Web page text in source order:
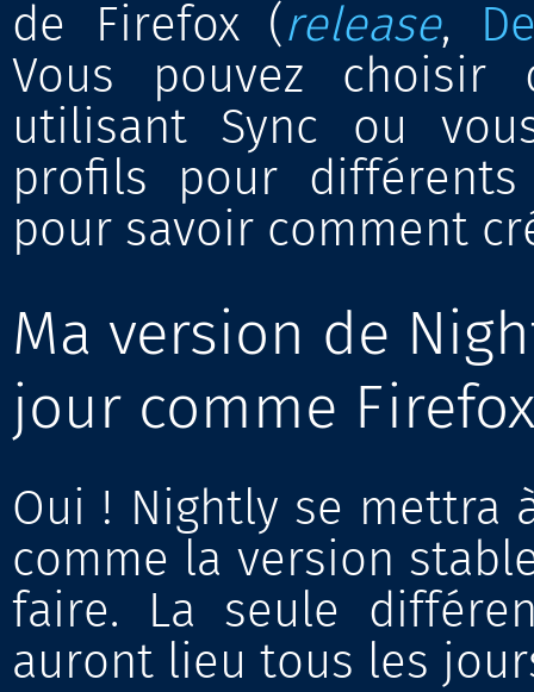
de Firefox (release,
Vous pouvez
utilisant Sync ou
profils pour
pour savoir comment
Ma version de
jour comme
Oui ! Nightly se mettra
comme la version
faire. La seule
auront lieu tous les